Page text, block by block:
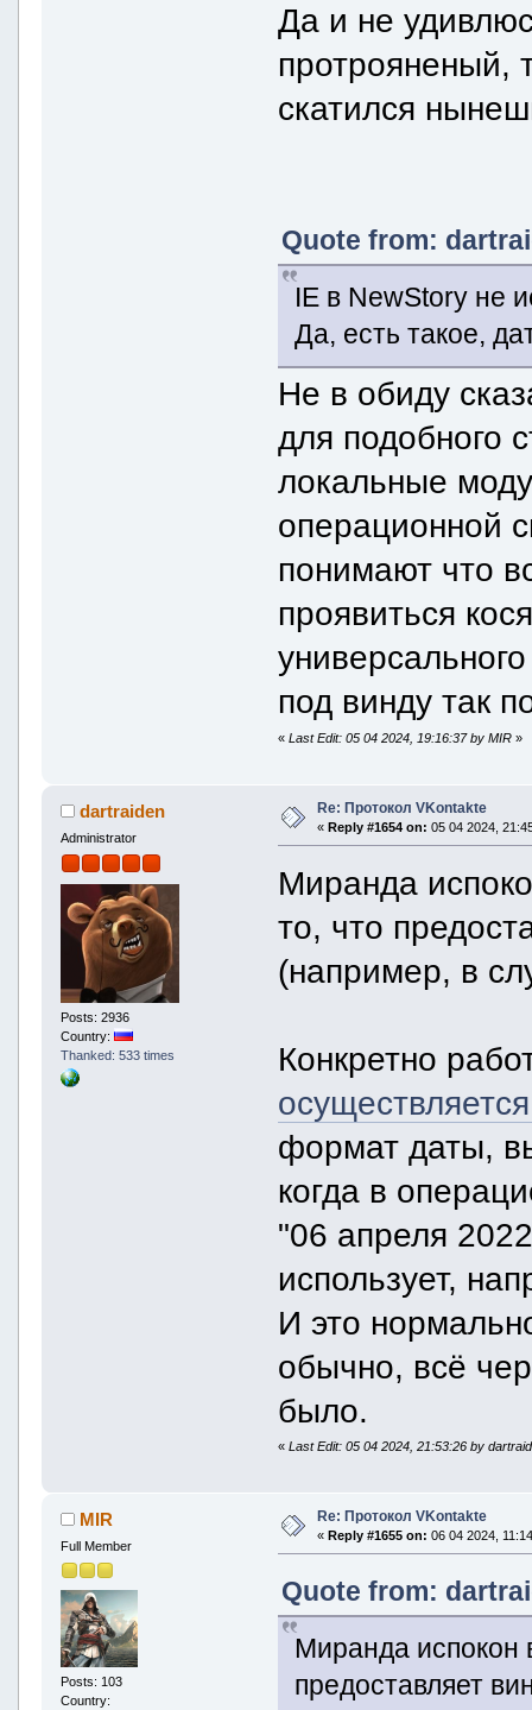
Да и не
протрояненый,
скатился
Quote from:
IE в NewStory не
Да, есть такое,
Не в обиду
для подобного
локальные
операционной
понимают что
проявиться
под винду так
«Last Edit: 05 04 2024, 19:16:37 by MIR »
dartraiden
Administrator
Posts: 2936
Country:
Thanked: 533 times
Re: Протокол VKontakte
« Reply #1654 on: 05 04 2024,
Миранда
то, что
(например, в
Конкретно
формат даты,
когда в
"06 апреля
использует,
И это
обычно, всё
было.
«Last Edit: 05 04 2024, 21:53:26 by
MIR
Full Member
Posts: 103
Country:
Re: Протокол VKontakte
« Reply #1655 on: 06 04 2024,
Quote from:
Миранда испокон
предоставляет